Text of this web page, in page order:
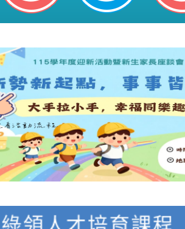
市平鎮區新勢國民小學
校安中心白海豚
領人才培育課程